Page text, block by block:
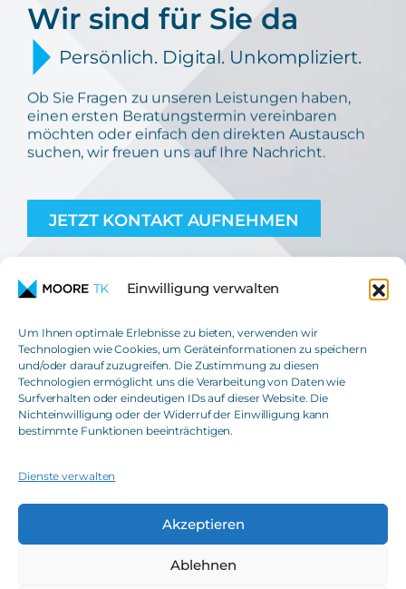
Einwilligung verwalten
Um Ihnen optimale Erlebnisse zu bieten, verwenden wir
Technologien wie Cookies, um Geräteinformationen zu speichern
und/oder darauf zuzugreifen. Die Zustimmung zu diesen
Technologien ermöglicht uns die Verarbeitung von Daten wie
Surfverhalten oder eindeutigen IDs auf dieser Website. Die
Nichteinwilligung oder der Widerruf der Einwilligung kann
bestimmte Funktionen beeinträchtigen.
Dienste verwalten
Akzeptieren
Ablehnen
Wir sind für Sie da
Persönlich. Digital. Unkompliziert.
Ob Sie Fragen zu unseren Leistungen haben,
einen ersten Beratungstermin vereinbaren
möchten oder einfach den direkten Austausch
suchen, wir freuen uns auf Ihre Nachricht.
JETZT KONTAKT AUFNEHMEN
Moore TK GmbH
Steuerberatungsgesellschaft
T+49(0)621 42508-0
Einfo@moore-tk.de
IMPRESSUM
TRANSPARENZBERICHT